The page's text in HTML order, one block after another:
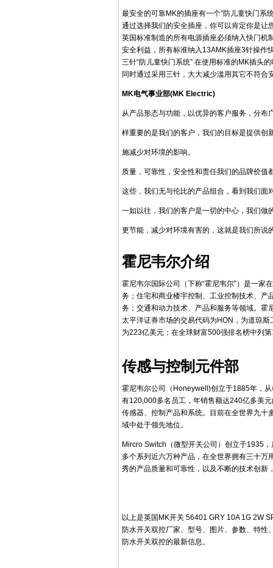
最安全的可靠MK的插座有一个“防儿童快门系
通过选择我们的安全插座，你可以肯定你是让
英国标准制造的所有电源插座必须纳入快门机
安全利益，所有标准纳入13AMK插座3针操作
三针“防儿童快门系统” 在使用标准的MK插头
同时通过采用三针，大大减少滥用其它不符合
MK电气事业部(MK Electric)
从产品形态与功能，以优异的客户服务，分
样重要的是我们的客户，我们的目标是提供创
施减少对环境的影响。
质量，可靠性，安全性和责任我们的品牌价值
这些，我们无与伦比的产品组合，看到我们面
一如以往，我们的客户是一切的中心，我们做
更节能，减少对环境有害的，这就是我们所说
霍尼韦尔介绍
霍尼韦尔国际公司（下称“霍尼韦尔”）是一家
务；住宅和商业楼宇控制、工业控制技术、产
务；交通和动力技术、产品和服务等领域。
太平洋证券市场的交易代码为HON，为道琼
为223亿美元；在全球财富500强排名榜中列
传感与控制元件部
霍尼韦尔公司（Honeywell)创立于1885年，
有120,000多名员工，年销售额达240亿多美
传感器、控制产品和系统。目前在全世界九十
域中处于领先地位。
Mircro Switch（微型开关公司）创立于1935
多个系列近六万种产品，在全世界拥有三十
秀的产品质量和可靠性，以及不断的技术创
以上是英国MK开关 56401 GRY 10A 1G 2W
防水开关双控厂家、型号、图片、参数、特
防水开关双控的最新信息。